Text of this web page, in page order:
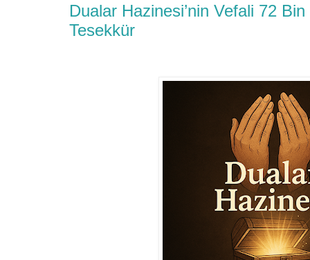
Dualar Hazinesi’nin Vefali 72
Tesekkür